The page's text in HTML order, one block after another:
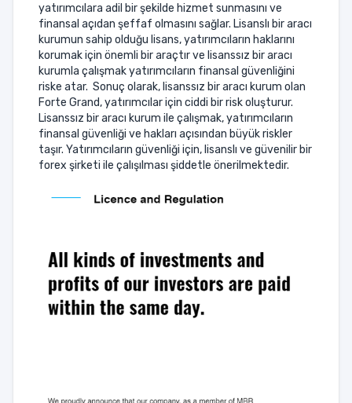
yatırımcılara adil bir şekilde hizmet sunmasını ve
finansal açıdan şeffaf olmasını sağlar. Lisanslı bir aracı
kurumun sahip olduğu lisans, yatırımcıların haklarını
korumak için önemli bir araçtır ve lisanssız bir aracı
kurumla çalışmak yatırımcıların finansal güvenliğini
riske atar. Sonuç olarak, lisanssız bir aracı kurum olan
Forte Grand, yatırımcılar için ciddi bir risk oluşturur.
Lisanssız bir aracı kurum ile çalışmak, yatırımcıların
finansal güvenliği ve hakları açısından büyük riskler
taşır. Yatırımcıların güvenliği için, lisanslı ve güvenilir bir
forex şirketi ile çalışılması şiddetle önerilmektedir.